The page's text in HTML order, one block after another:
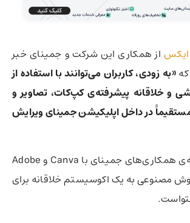
از همکاری این شرکت و جمینای خبر
«به زودی، کاربران می‌توانند با استفاده از
و خلاقانه پیشرفته‌ی کپ‌کات، تصاویر و
در داخل اپلیکیشن جمینای ویرایش
این ادغام در ادامه‌ی همکاری‌های جمینای با Canva‌ و Adobe
مصنوعی به یک اکوسیستم خلاقانه برای